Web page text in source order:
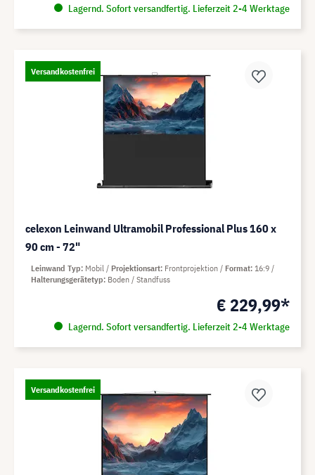
Lagernd. Sofort versandfertig. Lieferzeit 2-4 Werktage
Versandkostenfrei
celexon Leinwand Ultramobil Professional Plus 160 x
90 cm - 72"
€ 229,99*
Lagernd. Sofort versandfertig. Lieferzeit 2-4 Werktage
Leinwand Typ Mobil Projektionsart Frontprojektion Format 16:9
Halterungsgerätetyp Boden / Standfuss
Versandkostenfrei